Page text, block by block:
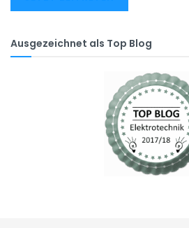
Ausgezeichnet als Top Blog